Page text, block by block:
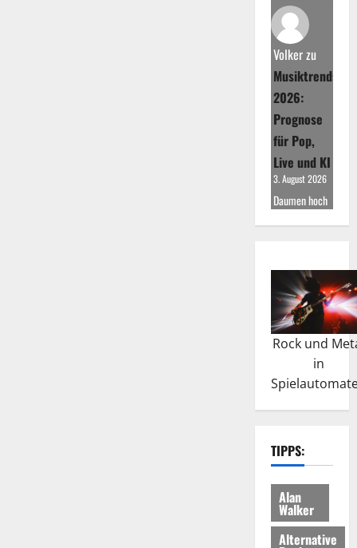
Volkerzu
Musiktrends
2026:
Prognose
für Pop,
Live und KI
3. August 2026
Daumen hoch
Rock und
in
TIPPS:
Alan
Walker
Alternative